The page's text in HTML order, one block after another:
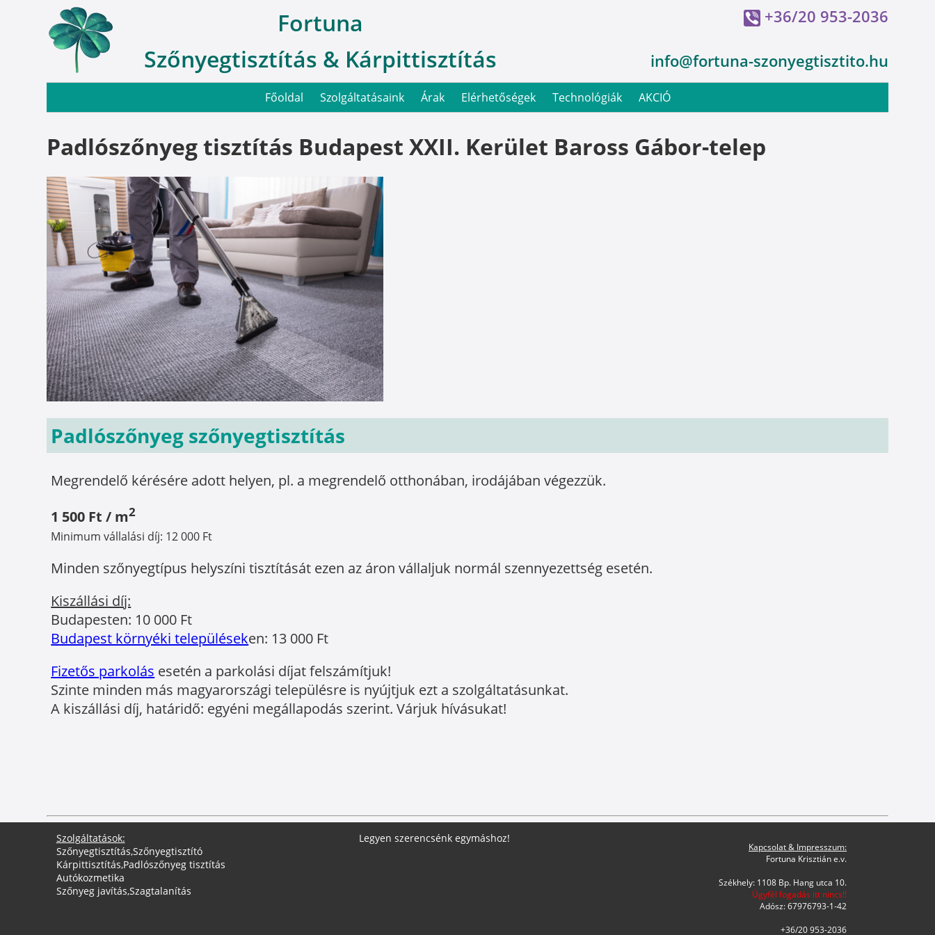
Fortuna
Szőnyegtisztítás & Kárpittisztítás
+36/20 953-2036
info@fortuna-szonyegtisztito.hu
Főoldal Szolgáltatásaink Árak Elérhetőségek Technológiák AKCIÓ
Padlószőnyeg tisztítás Budapest XXII. Kerület Baross Gábor-telep
Padlószőnyeg szőnyegtisztítás
Megrendelő kérésére adott helyen, pl. a megrendelő otthonában, irodájában végezzük.
1 500 Ft / m2
Minimum vállalási díj: 12 000 Ft
Minden szőnyegtípus helyszíni tisztítását ezen az áron vállaljuk normál szennyezettség esetén.
Kiszállási díj:
Budapesten: 10 000 Ft
Budapest környéki településeken: 13 000 Ft
Fizetős parkolás esetén a parkolási díjat felszámítjuk!
Szinte minden más magyarországi településre is nyújtjuk ezt a szolgáltatásunkat.
A kiszállási díj, határidő: egyéni megállapodás szerint. Várjuk hívásukat!
Szolgáltatások:
Szőnyegtisztítás,Szőnyegtisztító
Kárpittisztítás,Padlószőnyeg tisztítás
Autókozmetika
Szőnyeg javítás,Szagtalanítás
Legyen szerencsénk egymáshoz!
Kapcsolat & Impresszum:
Fortuna Krisztián e.v.
Székhely: 1108 Bp. Hang utca 10.
Ügyfél fogadás itt nincs!!
Adósz: 67976793-1-42
+36/20 953-2036